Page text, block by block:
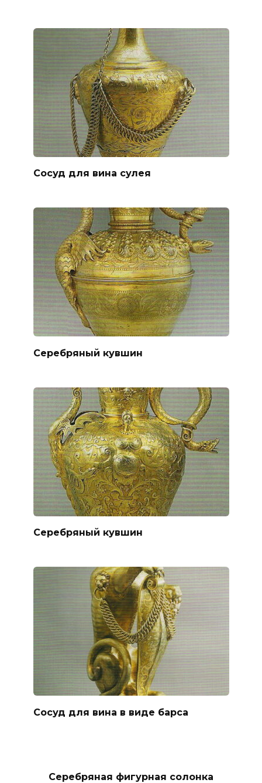
Сосуд для вина сулея
Серебряный кувшин
Серебряный кувшин
Сосуд для вина в виде барса
Серебряная фигурная солонка